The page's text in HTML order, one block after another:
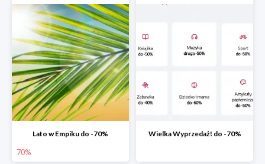
Lato w Empiku do -70%
70%
Wielka Wyprzedaż! do -70%